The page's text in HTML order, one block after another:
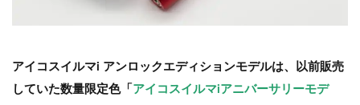
アイコスイルマi アンロックエディションモデルは、以前販売
していた数量限定色「 アイコスイルマiアニバーサリーモデ